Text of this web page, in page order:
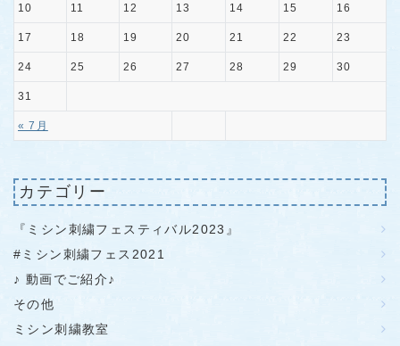
« 7月
10 11 12 13 14 15 16
17 18 19 20 21 22 23
24 25 26 27 28 29 30
31
カテゴリー
『ミシン刺繍フェスティバル2023』
#ミシン刺繍フェス2021
♪ 動画でご紹介♪
その他
ミシン刺繍教室